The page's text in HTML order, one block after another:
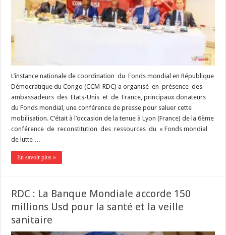
L’instance nationale de coordination du Fonds mondial en République
Démocratique du Congo (CCM-RDC) a organisé en présence des
ambassadeurs des Etats-Unis et de France, principaux donateurs
du Fonds mondial, une conférence de presse pour saluer cette
mobilisation. C’était à l’occasion de la tenue à Lyon (France) de la 6ème
conférence de reconstitution des ressources du « Fonds mondial
de lutte …
En savoir plus »
RDC : La Banque Mondiale accorde 150
millions Usd pour la santé et la veille
sanitaire